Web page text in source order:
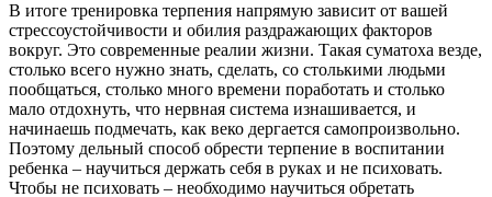
В итоге тренировка терпения напрямую зависит от вашей
стрессоустойчивости и обилия раздражающих факторов
вокруг. Это современные реалии жизни. Такая суматоха везде,
столько всего нужно знать, сделать, со столькими людьми
пообщаться, столько много времени поработать и столько
мало отдохнуть, что нервная система изнашивается, и
начинаешь подмечать, как веко дергается самопроизвольно.
Поэтому дельный способ обрести терпение в воспитании
ребенка – научиться держать себя в руках и не психовать.
Чтобы не психовать – необходимо научиться обретать